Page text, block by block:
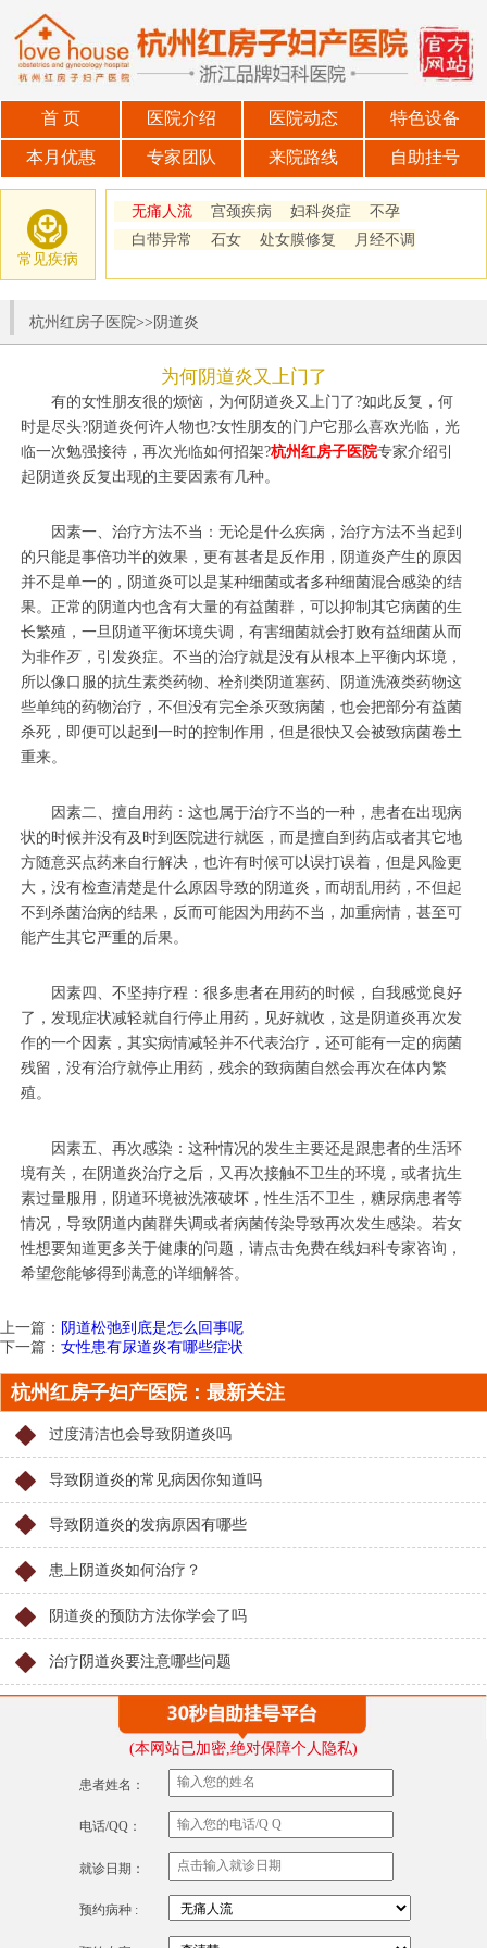
首 页 医院介绍 医院动态 特色设备
本月优惠 专家团队 来院路线 自助挂号
常见疾病
无痛人流 宫颈疾病 妇科炎症
不孕
白带异常
石女 处女膜修复 月经不调
杭州红房子医院>>阴道炎
为何阴道炎又上门了
有的女性朋友很的烦恼，为何阴道炎又上门了?如此反复，何
时是尽头?阴道炎何许人物也?女性朋友的门户它那么喜欢光临，光
临一次勉强接待，再次光临如何招架?杭州红房子医院专家介绍引
起阴道炎反复出现的主要因素有几种。
因素一、治疗方法不当：无论是什么疾病，治疗方法不当起到
的只能是事倍功半的效果，更有甚者是反作用，阴道炎产生的原因
并不是单一的，阴道炎可以是某种细菌或者多种细菌混合感染的结
果。正常的阴道内也含有大量的有益菌群，可以抑制其它病菌的生
长繁殖，一旦阴道平衡坏境失调，有害细菌就会打败有益细菌从而
为非作歹，引发炎症。不当的治疗就是没有从根本上平衡内坏境，
所以像口服的抗生素类药物、栓剂类阴道塞药、阴道洗液类药物这
些单纯的药物治疗，不但没有完全杀灭致病菌，也会把部分有益菌
杀死，即便可以起到一时的控制作用，但是很快又会被致病菌卷土
重来。
因素二、擅自用药：这也属于治疗不当的一种，患者在出现病
状的时候并没有及时到医院进行就医，而是擅自到药店或者其它地
方随意买点药来自行解决，也许有时候可以误打误着，但是风险更
大，没有检查清楚是什么原因导致的阴道炎，而胡乱用药，不但起
不到杀菌治病的结果，反而可能因为用药不当，加重病情，甚至可
能产生其它严重的后果。
因素四、不坚持疗程：很多患者在用药的时候，自我感觉良好
了，发现症状减轻就自行停止用药，见好就收，这是阴道炎再次发
作的一个因素，其实病情减轻并不代表治疗，还可能有一定的病菌
残留，没有治疗就停止用药，残余的致病菌自然会再次在体内繁
殖。
因素五、再次感染：这种情况的发生主要还是跟患者的生活环
境有关，在阴道炎治疗之后，又再次接触不卫生的环境，或者抗生
素过量服用，阴道环境被洗液破坏，性生活不卫生，糖尿病患者等
情况，导致阴道内菌群失调或者病菌传染导致再次发生感染。若女
性想要知道更多关于健康的问题，请点击免费在线妇科专家咨询，
希望您能够得到满意的详细解答。
上一篇： 阴道松弛到底是怎么回事呢
下一篇： 女性患有尿道炎有哪些症状
杭州红房子妇产医院：最新关注
过度清洁也会导致阴道炎吗
导致阴道炎的常见病因你知道吗
导致阴道炎的发病原因有哪些
患上阴道炎如何治疗？
阴道炎的预防方法你学会了吗
治疗阴道炎要注意哪些问题
(本网站已加密,绝对保障个人隐私)
患者姓名：
电话/QQ：
就诊日期：
预约病种 :